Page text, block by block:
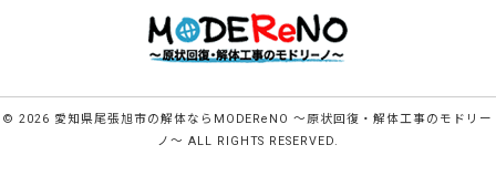
© 2026 愛知県尾張旭市の解体ならMODEReNO ～原状回復・解体工事のモドリー
ノ～ ALL RIGHTS RESERVED.